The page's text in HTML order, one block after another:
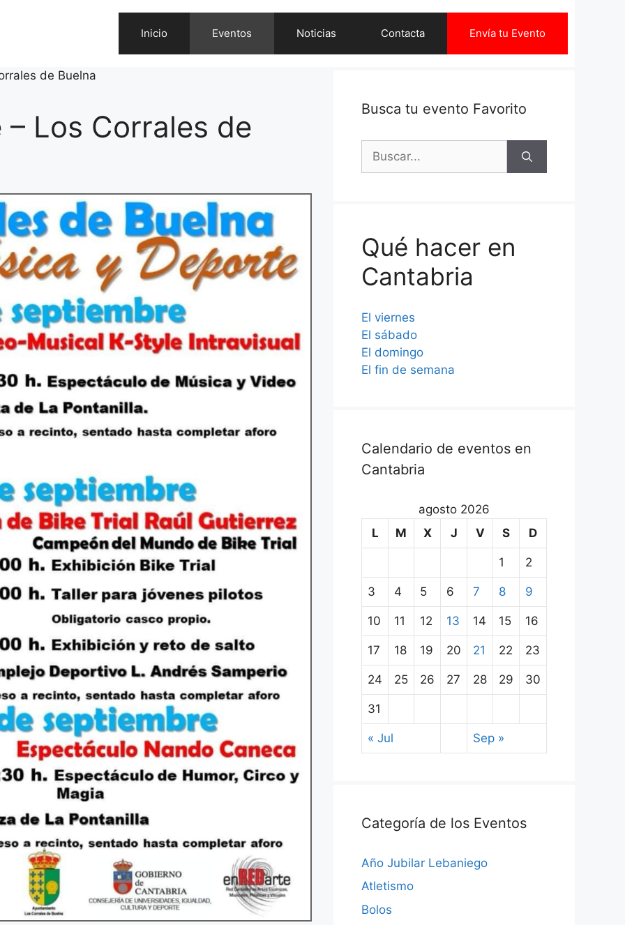
Inicio Eventos Noticias Contacta Envía tu Evento
de Buelna
Los Corrales de Busca tu evento Favorito
Buscar:
Qué hacer en
Cantabria
El viernes
El sábado
El domingo
El fin de semana
Calendario de eventos en
Cantabria
agosto 2026
L
M X J V S D
1 2
3 4 5 6 7 8 9
10 11 12 13 14 15 16
17 18 19 20 21 22 23
24 25 26 27 28 29 30
31
« Jul Sep »
Categoría de los Eventos
Año Jubilar Lebaniego
Atletismo
Bolos